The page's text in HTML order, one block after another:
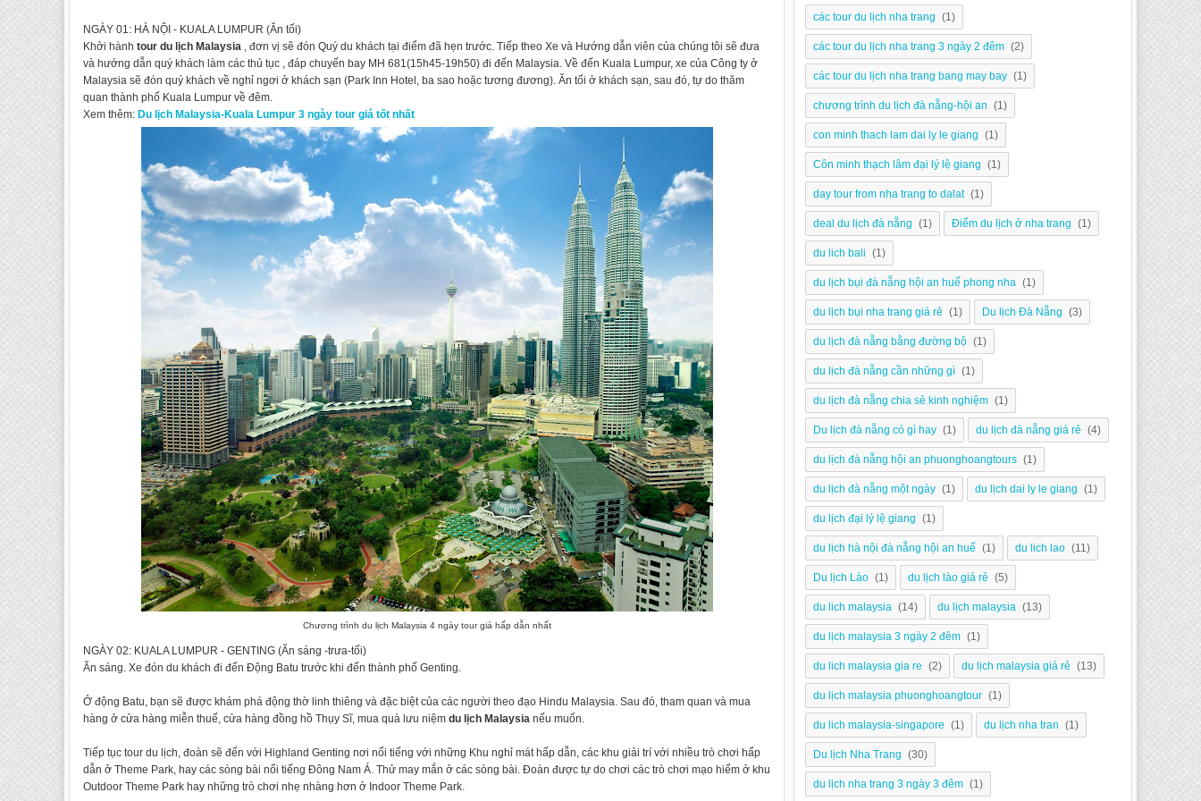
NGÀY 01: HÀ NỘI - KUALA LUMPUR (Ăn tối)
Khởi hành tour du lịch Malaysia , đơn vị sẽ đón Quý du khách tại điểm đã hẹn trước. Tiếp theo Xe và Hướng dẫn viên của chúng tôi sẽ đưa
và hướng dẫn quý khách làm các thủ tục , đáp chuyến bay MH 681(15h45-19h50) đi đến Malaysia. Về đến Kuala Lumpur, xe của Công ty ở
Malaysia sẽ đón quý khách về nghỉ ngơi ở khách sạn (Park Inn Hotel, ba sao hoặc tương đương). Ăn tối ở khách sạn, sau đó, tự do thăm
quan thành phố Kuala Lumpur về đêm.
Xem thêm: Du lịch Malaysia-Kuala Lumpur 3 ngày tour giá tốt nhất
Chương trình du lịch Malaysia 4 ngày tour giá hấp dẫn nhất
NGÀY 02: KUALA LUMPUR - GENTING (Ăn sáng -trưa-tối)
Ăn sáng. Xe đón du khách đi đến Động Batu trước khi đến thành phố Genting.
Ở động Batu, bạn sẽ được khám phá động thờ linh thiêng và đặc biệt của các người theo đạo Hindu Malaysia. Sau đó, tham quan và mua
hàng ở cửa hàng miễn thuế, cửa hàng đồng hồ Thụy Sĩ, mua quà lưu niệm du lịch Malaysia nếu muốn.
Tiếp tục tour du lịch, đoàn sẽ đến với Highland Genting nơi nổi tiếng với những Khu nghỉ mát hấp dẫn, các khu giải trí với nhiều trò chơi hấp
dẫn ở Theme Park, hay các sòng bài nổi tiếng Đông Nam Á. Thử may mắn ở các sòng bài. Đoàn được tự do chơi các trò chơi mạo hiểm ở khu
Outdoor Theme Park hay những trò chơi nhẹ nhàng hơn ở Indoor Theme Park.
các tour du lịch nha trang (1)
các tour du lịch nha trang 3 ngày 2 đêm (2)
các tour du lịch nha trang bang may bay (1)
chương trình du lịch đà nẵng-hội an (1)
con minh thach lam dai ly le giang (1)
Côn minh thạch lâm đại lý lệ giang (1)
day tour from nha trang to dalat (1)
deal du lịch đà nẵng (1) Điểm du lịch ở nha trang (1)
du lich bali (1)
du lịch bụi đà nẵng hội an huế phong nha (1)
du lịch bụi nha trang giá rẻ (1) Du lịch Đà Nẵng (3)
du lịch đà nẵng bằng đường bộ (1)
du lịch đà nẵng cần những gì (1)
du lịch đà nẵng chia sẻ kinh nghiệm (1)
Du lịch đà nẵng có gì hay (1) du lịch đà nẵng giá rẻ (4)
du lịch đà nẵng hội an phuonghoangtours (1)
du lịch đà nẵng một ngày (1) du lịch dai ly le giang (1)
du lịch đại lý lệ giang (1)
du lịch hà nội đà nẵng hội an huế (1) du lich lao (11)
Du lịch Lào (1) du lịch lào giá rẻ (5)
du lich malaysia (14) du lịch malaysia (13)
du lịch malaysia 3 ngày 2 đêm (1)
du lich malaysia gia re (2) du lịch malaysia giá rẻ (13)
du lịch malaysia phuonghoangtour (1)
du lich malaysia-singapore (1) du lịch nha tran (1)
Du lịch Nha Trang (30)
du lịch nha trang 3 ngày 3 đêm (1)